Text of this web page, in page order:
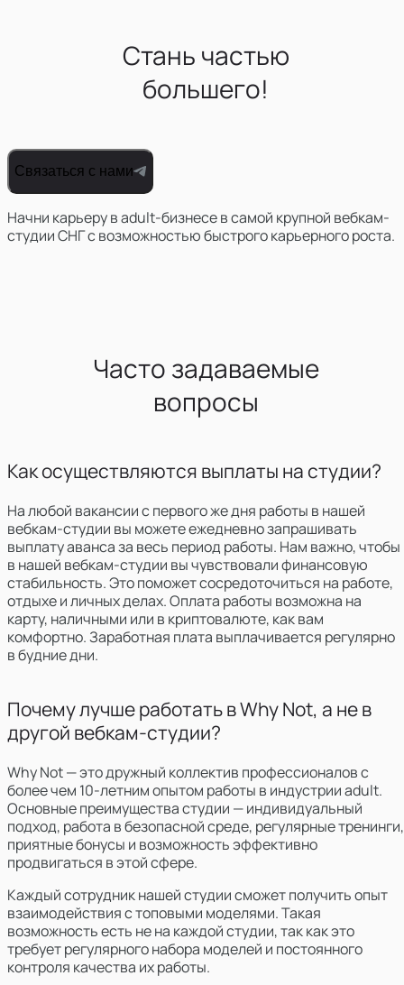
Стань частью
большего!
Связаться с нами
Начни карьеру в adult-бизнесе в самой крупной вебкам-
студии СНГ с возможностью быстрого карьерного роста.
Часто задаваемые
вопросы
Как осуществляются выплаты на студии?
На любой вакансии с первого же дня работы в нашей
вебкам-студии вы можете ежедневно запрашивать
выплату аванса за весь период работы. Нам важно, чтобы
в нашей вебкам-студии вы чувствовали финансовую
стабильность. Это поможет сосредоточиться на работе,
отдыхе и личных делах. Оплата работы возможна на
карту, наличными или в криптовалюте, как вам
комфортно. Заработная плата выплачивается регулярно
в будние дни.
Почему лучше работать в Why Not, а не в
другой вебкам-студии?
Why Not — это дружный коллектив профессионалов с
более чем 10-летним опытом работы в индустрии adult.
Основные преимущества студии — индивидуальный
подход, работа в безопасной среде, регулярные тренинги,
приятные бонусы и возможность эффективно
продвигаться в этой сфере.
Каждый сотрудник нашей студии сможет получить опыт
взаимодействия с топовыми моделями. Такая
возможность есть не на каждой студии, так как это
требует регулярного набора моделей и постоянного
контроля качества их работы.